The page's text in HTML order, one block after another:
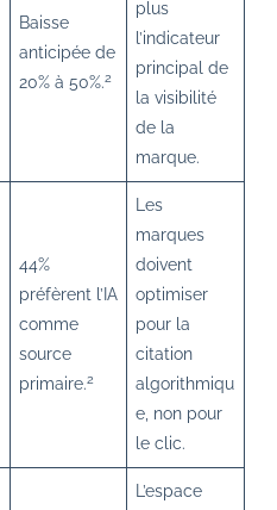
Baisse
anticipée de
20% à 50%.2
plus
l’indicateur
principal de
la visibilité
de la
marque.
44%
préfèrent l’IA
comme
source
primaire.2
Les
marques
doivent
optimiser
pour la
citation
algorithmiqu
e, non pour
le clic.
L’espace